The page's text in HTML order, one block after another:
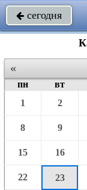
 сегодня
«
пн
вт
1
2
8 9
15 16
22 23